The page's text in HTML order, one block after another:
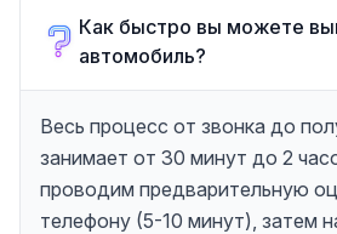
Как быстро вы можете
автомобиль?
Весь процесс от звонка до
занимает от 30 минут до 2
проводим предварительную
телефону (5-10 минут), затем